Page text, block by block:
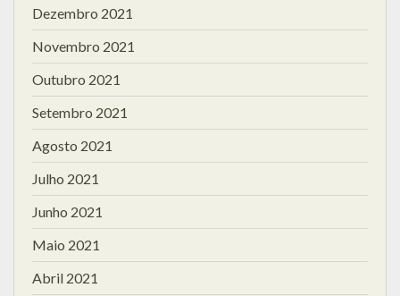
Dezembro 2021
Novembro 2021
Outubro 2021
Setembro 2021
Agosto 2021
Julho 2021
Junho 2021
Maio 2021
Abril 2021